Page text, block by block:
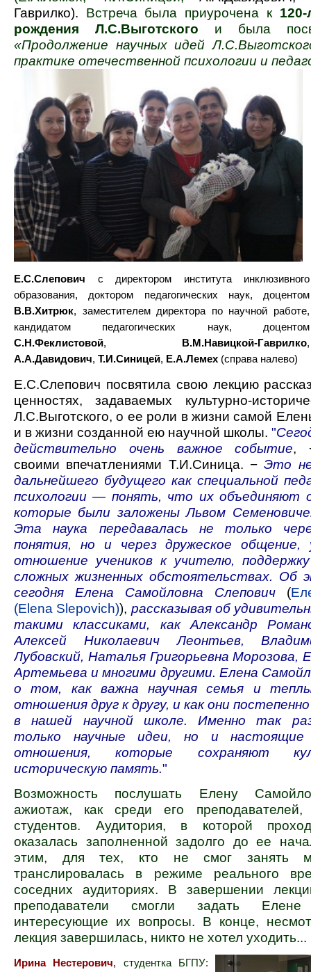
Гаврилко). Встреча была приурочена к
рождения Л.С.Выготского и была
«Продолжение научных идей
практике отечественной психологии и
Е.С.Слепович с директором института инклюзивного
образования, доктором педагогических наук, доцентом
В.В.Хитрюк, заместителем директора по научной работе,
кандидатом педагогических наук, доцентом
С.Н.Феклистовой, В.М.Навицкой-Гаврилко,
А.А.Давидович, Т.И.Синицей, Е.А.Лемех (справа налево)
Е.С.Слепович посвятила свою лекцию
ценностях, задаваемых культурно-
Л.С.Выготского, о ее роли в жизни самой
и в жизни созданной ею научной школы. "
действительно очень важное событие,
своими впечатлениями Т.И.Синица. −Это
дальнейшего будущего как специальной
психологии — понять, что их объединяют
которые были заложены Львом
Эта наука передавалась не только
понятия, но и через дружеское общение,
отношение учеников к учителю,
сложных жизненных обстоятельствах. Об
сегодня Елена Самойловна Слепович (
(Elena Slepovich)), рассказывая об
такими классиками, как Александр
Алексей Николаевич Леонтьев,
Лубовский, Наталья Григорьевна Морозова,
Артемьева и многими другими. Елена
о том, как важна научная семья и
отношения друг к другу, и как они постепенно
в нашей научной школе. Именно так
только научные идеи, но и настоящие
отношения, которые сохраняют
историческую память."
Возможность послушать Елену
ажиотаж, как среди его
студентов. Аудитория, в которой
оказалась заполненной задолго до ее
этим, для тех, кто не смог занять
транслировалась в режиме реального
соседних аудиториях. В завершении
преподаватели смогли задать Елене
интересующие их вопросы. В конце,
лекция завершилась, никто не хотел уходить...
Ирина Нестерович, студентка БГПУ: